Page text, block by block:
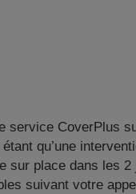
service CoverPlus
étant qu’une
sur place dans les 2
suivant votre